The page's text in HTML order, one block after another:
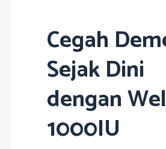
Cegah
Sejak Dini
dengan
1000IU